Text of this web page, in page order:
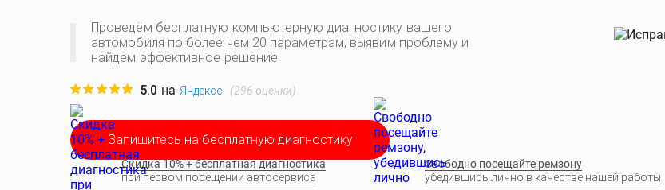
Проведём бесплатную компьютерную диагностику вашего
автомобиля по более чем 20 параметрам, выявим проблему и
найдем эффективное решение
5.0 на Яндексе (296 оценки)
Запишитесь на бесплатную диагностику
Скидка 10% + бесплатная диагностика
при первом посещении автосервиса
Свободно посещайте ремзону
убедившись лично в качестве нашей работы